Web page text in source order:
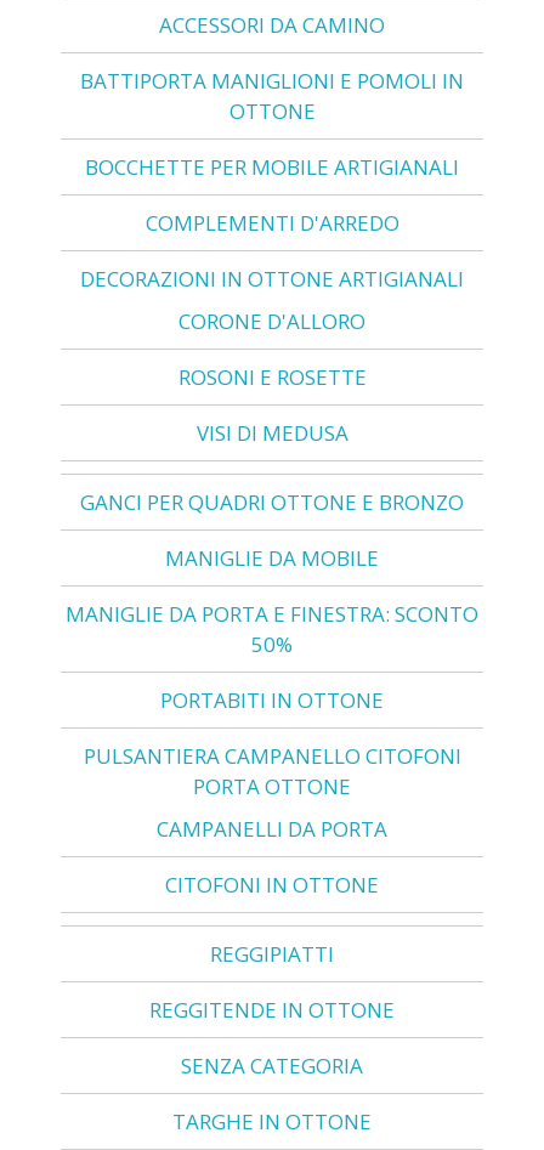
ACCESSORI DA CAMINO
BATTIPORTA MANIGLIONI E POMOLI IN
OTTONE
BOCCHETTE PER MOBILE ARTIGIANALI
COMPLEMENTI D'ARREDO
DECORAZIONI IN OTTONE ARTIGIANALI
CORONE D'ALLORO
ROSONI E ROSETTE
VISI DI MEDUSA
GANCI PER QUADRI OTTONE E BRONZO
MANIGLIE DA MOBILE
MANIGLIE DA PORTA E FINESTRA: SCONTO
50%
PORTABITI IN OTTONE
PULSANTIERA CAMPANELLO CITOFONI
PORTA OTTONE
CAMPANELLI DA PORTA
CITOFONI IN OTTONE
REGGIPIATTI
REGGITENDE IN OTTONE
SENZA CATEGORIA
TARGHE IN OTTONE